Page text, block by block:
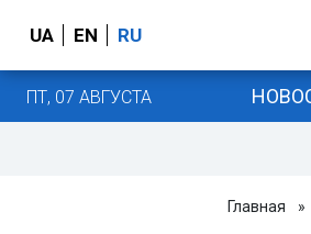
UA EN RU
ПТ, 07 АВГУСТА
Главная »